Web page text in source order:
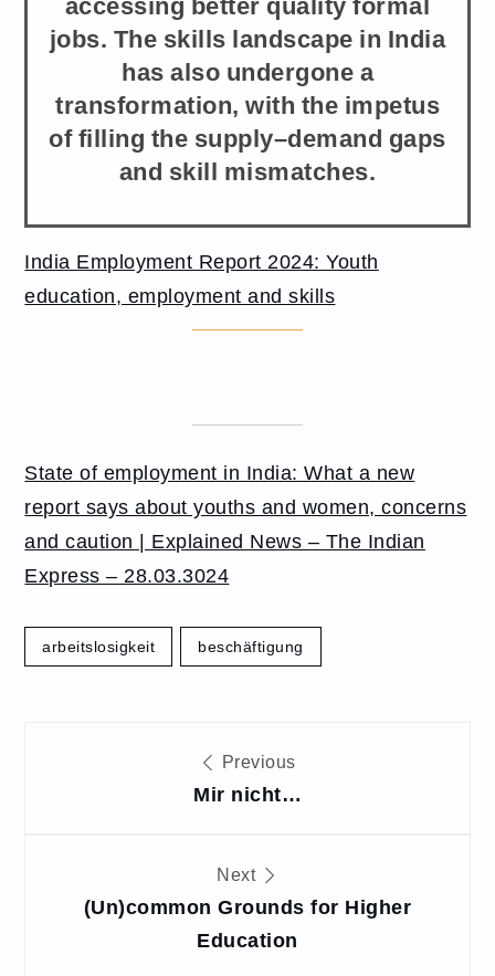
jobs. The skills landscape in India
has also undergone a
transformation, with the impetus
of filling the supply–demand gaps
and skill mismatches.
India Employment Report 2024: Youth
education, employment and skills
State of employment in India: What a new
report says about youths and women, concerns
and caution | Explained News – The Indian
Express – 28.03.3024
arbeitslosigkeit beschäftigung
Beitragsnavigation
Previous
Mir nicht…
Next
(Un)common Grounds for Higher
Education